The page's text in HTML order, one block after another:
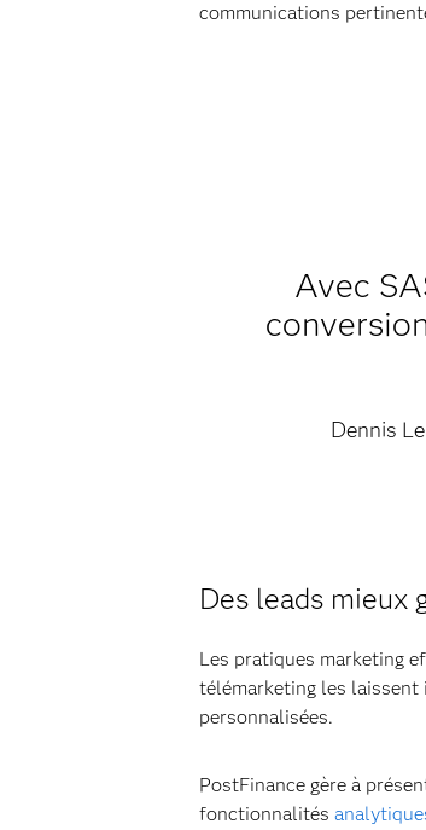
communications
Avec
Dennis
Des leads mieux
Les pratiques marketing
télémarketing les
personnalisées.
PostFinance gère à
fonctionnalités